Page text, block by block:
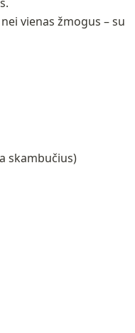
vienas žmogus – su
skambučius)